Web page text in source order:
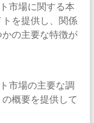
市場に関する本
を提供し、関係
の主要な特徴が
市場の主要な調
概要を提供して